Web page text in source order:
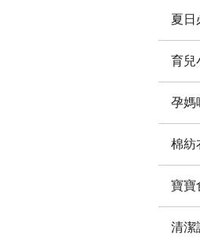
夏日
育兒
孕媽
棉紡
寶寶
清潔